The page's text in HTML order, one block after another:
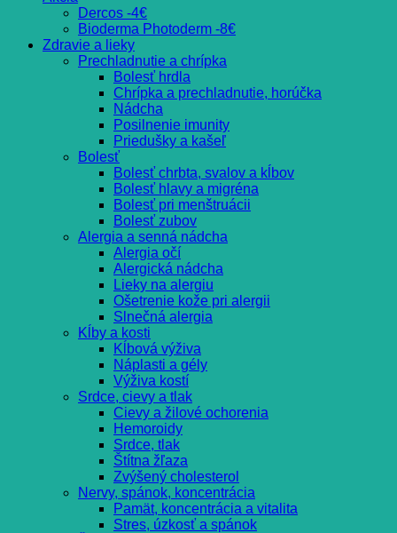
Dercos -4€
Bioderma Photoderm -8€
Zdravie a lieky
Prechladnutie a chrípka
Bolesť hrdla
Chrípka a prechladnutie, horúčka
Nádcha
Posilnenie imunity
Priedušky a kašeľ
Bolesť
Bolesť chrbta, svalov a kĺbov
Bolesť hlavy a migréna
Bolesť pri menštruácii
Bolesť zubov
Alergia a senná nádcha
Alergia očí
Alergická nádcha
Lieky na alergiu
Ošetrenie kože pri alergii
Slnečná alergia
Kĺby a kosti
Kĺbová výživa
Náplasti a gély
Výživa kostí
Srdce, cievy a tlak
Cievy a žilové ochorenia
Hemoroidy
Srdce, tlak
Štítna žľaza
Zvýšený cholesterol
Nervy, spánok, koncentrácia
Pamät, koncentrácia a vitalita
Stres, úzkosť a spánok